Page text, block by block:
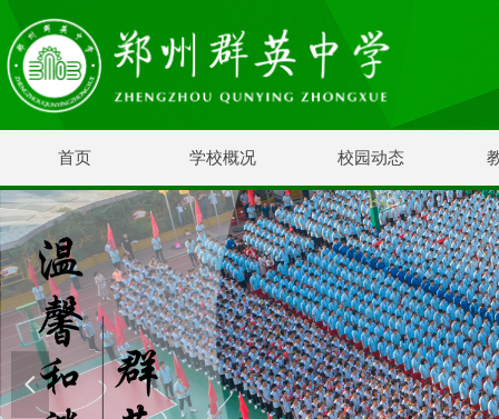
首页 学校概况 校园动态
넳